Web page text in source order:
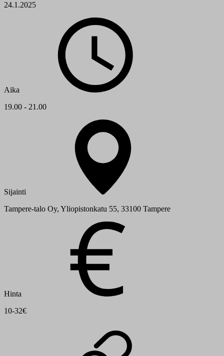
24.1.2025
Aika
19.00 - 21.00
Sijainti
Tampere-talo Oy, Yliopistonkatu 55, 33100 Tampere
Hinta
10-32€